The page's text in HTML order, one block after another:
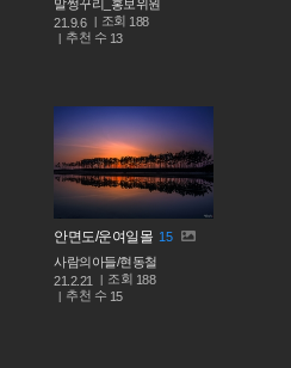
말썽꾸리_홍보위원
21.9.6
조회 188
추천 수 13
안면도/운여일몰 15
사람의아들/현동철
21.2.21
조회 188
추천 수 15